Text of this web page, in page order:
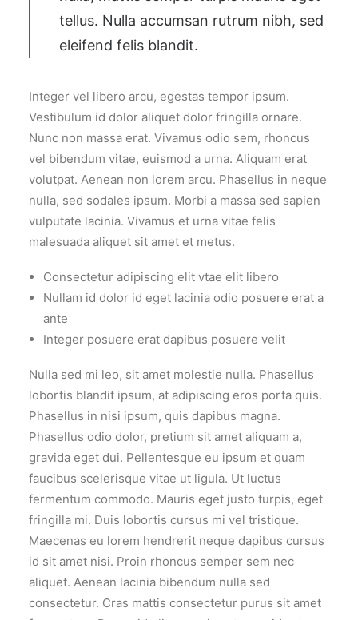
tellus. Nulla accumsan rutrum nibh, sed
eleifend felis blandit.
Integer vel libero arcu, egestas tempor ipsum.
Vestibulum id dolor aliquet dolor fringilla ornare.
Nunc non massa erat. Vivamus odio sem, rhoncus
vel bibendum vitae, euismod a urna. Aliquam erat
volutpat. Aenean non lorem arcu. Phasellus in neque
nulla, sed sodales ipsum. Morbi a massa sed sapien
vulputate lacinia. Vivamus et urna vitae felis
malesuada aliquet sit amet et metus.
Consectetur adipiscing elit vtae elit libero
Nullam id dolor id eget lacinia odio posuere erat a
ante
Integer posuere erat dapibus posuere velit
Nulla sed mi leo, sit amet molestie nulla. Phasellus
lobortis blandit ipsum, at adipiscing eros porta quis.
Phasellus in nisi ipsum, quis dapibus magna.
Phasellus odio dolor, pretium sit amet aliquam a,
gravida eget dui. Pellentesque eu ipsum et quam
faucibus scelerisque vitae ut ligula. Ut luctus
fermentum commodo. Mauris eget justo turpis, eget
fringilla mi. Duis lobortis cursus mi vel tristique.
Maecenas eu lorem hendrerit neque dapibus cursus
id sit amet nisi. Proin rhoncus semper sem nec
aliquet. Aenean lacinia bibendum nulla sed
consectetur. Cras mattis consectetur purus sit amet